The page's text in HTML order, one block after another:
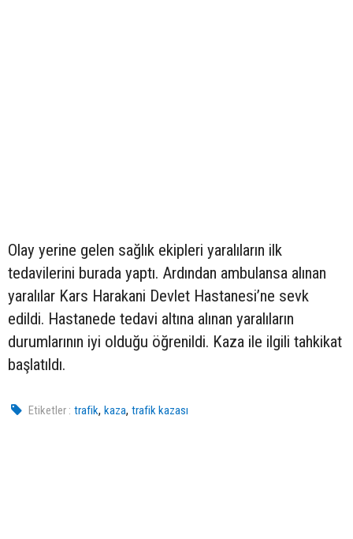
Olay yerine gelen sağlık ekipleri yaralıların ilk
tedavilerini burada yaptı. Ardından ambulansa alınan
yaralılar Kars Harakani Devlet Hastanesi’ne sevk
edildi. Hastanede tedavi altına alınan yaralıların
durumlarının iyi olduğu öğrenildi. Kaza ile ilgili tahkikat
başlatıldı.
Etiketler : trafik,kaza,trafik kazası